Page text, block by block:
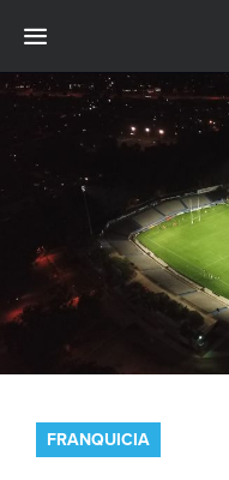
FRANQUICIA